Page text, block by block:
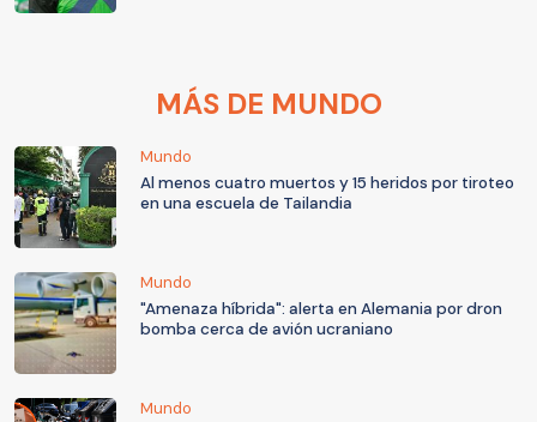
MÁS DE MUNDO
Mundo
Al menos cuatro muertos y 15 heridos por tiroteo
en una escuela de Tailandia
Mundo
"Amenaza híbrida": alerta en Alemania por dron
bomba cerca de avión ucraniano
Mundo